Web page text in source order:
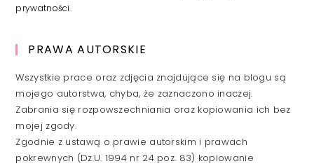
prywatności.
PRAWA AUTORSKIE
Wszystkie prace oraz zdjęcia znajdujące się na blogu są
mojego autorstwa, chyba, że zaznaczono inaczej.
Zabrania się rozpowszechniania oraz kopiowania ich bez
mojej zgody.
Zgodnie z ustawą o prawie autorskim i prawach
pokrewnych (Dz.U. 1994 nr 24 poz. 83) kopiowanie